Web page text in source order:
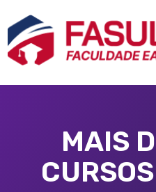
MAIS